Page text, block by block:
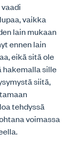
vaikka
lain mukaan
ennen lain
eikä sitä ole
hakemalla sille
siitä,
tehdyssä
voimassa